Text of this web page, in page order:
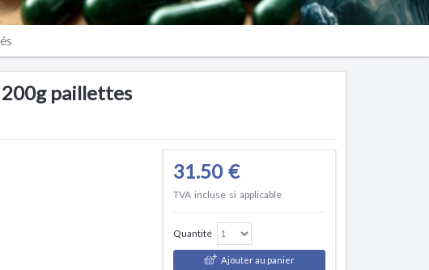
paillettes
31.50 €
TVA incluse si applicable
Quantité
Ajouter au panier